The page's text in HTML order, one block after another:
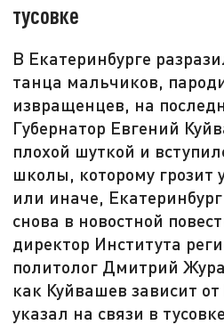
тусовке
В Екатеринбурге
танца мальчиков,
извращенцев, на
Губернатор Евгений
плохой шуткой и
школы, которому грозит
или иначе,
снова в новостной
директор Института
политолог Дмитрий
как Куйвашев зависит
указал на связи в